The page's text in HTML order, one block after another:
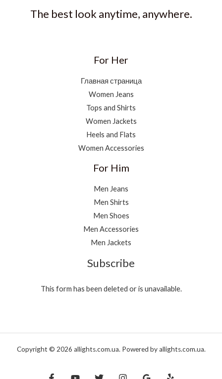
The best look anytime, anywhere.
For Her
Главная страница
Women Jeans
Tops and Shirts
Women Jackets
Heels and Flats
Women Accessories
For Him
Men Jeans
Men Shirts
Men Shoes
Men Accessories
Men Jackets
Subscribe
This form has been deleted or is unavailable.
Copyright © 2026 allights.com.ua. Powered by allights.com.ua.